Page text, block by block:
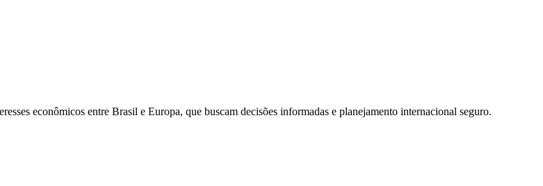
econômicos entre Brasil e Europa, que buscam decisões informadas e planejamento internacional seguro.